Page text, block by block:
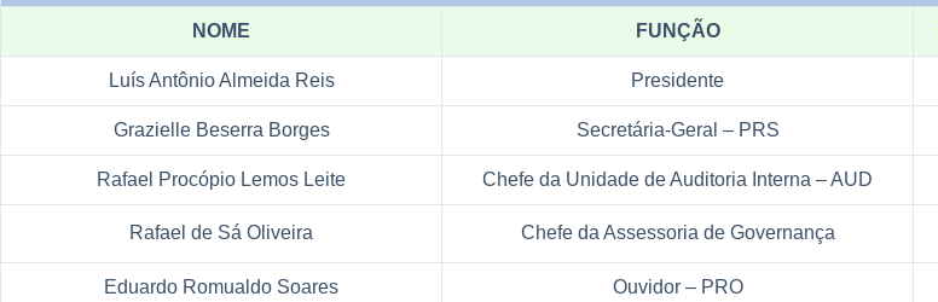
NOME FUNÇÃO
Luís Antônio Almeida Reis Presidente
Grazielle Beserra Borges Secretária-Geral – PRS
Rafael Procópio Lemos Leite Chefe da Unidade de Auditoria Interna – AUD
Rafael de Sá Oliveira Chefe da Assessoria de Governança
Eduardo Romualdo Soares Ouvidor – PRO